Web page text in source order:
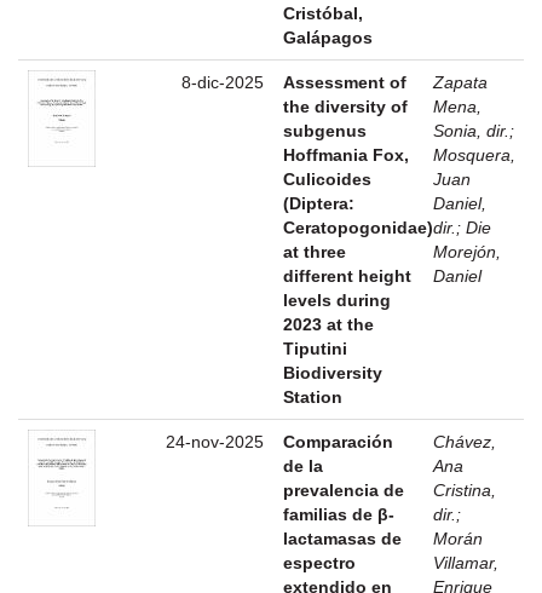
Cristóbal,
Galápagos
8-dic-2025
Assessment of
the diversity of
subgenus
Hoffmania Fox,
Culicoides
(Diptera:
Ceratopogonidae)
at three
different height
levels during
2023 at the
Tiputini
Biodiversity
Station
Zapata
Mena,
Sonia, dir. ;
Mosquera,
Juan
Daniel,
dir. ; Die
Morejón,
Daniel
24-nov-2025
Comparación
de la
prevalencia de
familias de β-
lactamasas de
espectro
extendido en
Chávez,
Ana
Cristina,
dir. ;
Morán
Villamar,
Enrique